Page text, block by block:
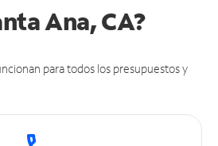
Ana, CA?
para todos los presupuestos y